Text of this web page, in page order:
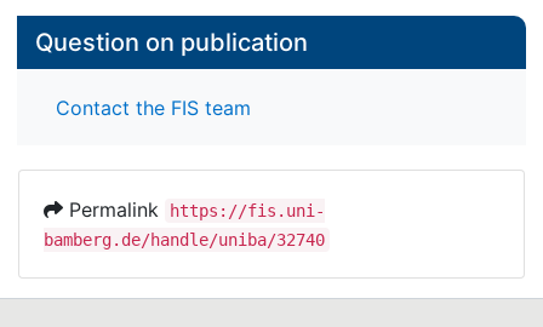
Question on publication
Contact the FIS team
Permalink
https://fis.uni-
bamberg.de/handle/uniba/32740